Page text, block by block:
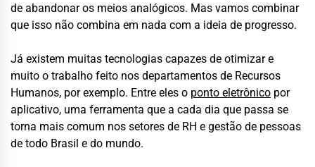
de abandonar os meios analógicos. Mas vamos combinar
que isso não combina em nada com a ideia de progresso.
Já existem muitas tecnologias capazes de otimizar e
muito o trabalho feito nos departamentos de Recursos
Humanos, por exemplo. Entre eles o ponto eletrônico por
aplicativo, uma ferramenta que a cada dia que passa se
torna mais comum nos setores de RH e gestão de pessoas
de todo Brasil e do mundo.